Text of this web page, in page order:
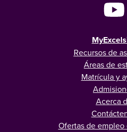
Recursos de
Áreas de
Matrícula y
Acerca
Ofertas de empleo